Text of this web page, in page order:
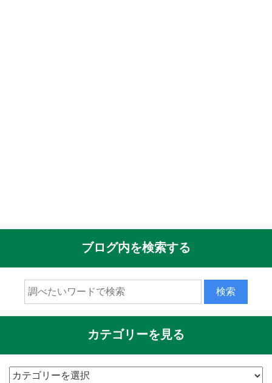
ブログ内を検索する
カテゴリーを見る
カ